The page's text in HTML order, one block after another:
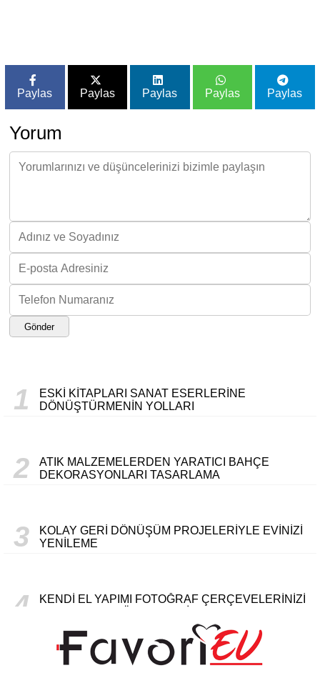
Paylas Paylas Paylas Paylas Paylas
Yorum
Gönder
1
ESKI KITAPLARI SANAT ESERLERINE
DÖNÜŞTÜRMENIN YOLLARI
2
ATIK MALZEMELERDEN YARATICI BAHÇE
DEKORASYONLARI TASARLAMA
3
KOLAY GERI DÖNÜŞÜM PROJELERIYLE EVINIZI
YENILEME
4
KENDI EL YAPIMI FOTOĞRAF ÇERÇEVELERINIZI
AHŞAP PALETLERDEN KÜÇÜK MOBILYA